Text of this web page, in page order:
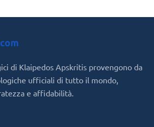
di Klaipedos Apskritis provengono da
ufficiali di tutto il mondo,
e affidabilità.